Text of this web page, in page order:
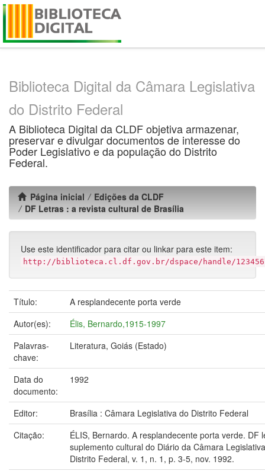
Skip
Biblioteca Digital da Câmara Legislativa
do Distrito Federal
A Biblioteca Digital da CLDF objetiva armazenar,
preservar e divulgar documentos de interesse do
Poder Legislativo e da população do Distrito
Federal.
Página inicial
Edições da CLDF
DF Letras : a revista cultural de Brasília
Use este identificador para citar ou linkar para este item:
http://biblioteca.cl.df.gov.br/dspace/handle/
Título:
A resplandecente porta verde
Autor(es):
Élis, Bernardo,1915-1997
Palavras-
chave:
Literatura, Goiás (Estado)
Data do
documento:
1992
Editor:
Brasília : Câmara Legislativa do Distrito Federal
Citação:
ÉLIS, Bernardo. A resplandecente porta verde. DF
suplemento cultural do Diário da Câmara
Distrito Federal, v. 1, n. 1, p. 3-5, nov. 1992.